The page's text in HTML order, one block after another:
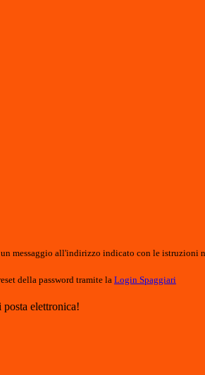
messaggio all'indirizzo indicato con le istruzioni
della password tramite la Login Spaggiari
elettronica!